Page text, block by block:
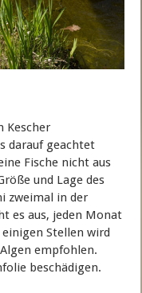
Kescher
darauf geachtet
Fische nicht aus
und Lage des
zweimal in der
es aus, jeden Monat
Stellen wird
empfohlen.
beschädigen.